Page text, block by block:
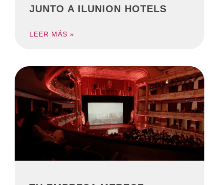
JUNTO A ILUNION HOTELS
LEER MÁS »